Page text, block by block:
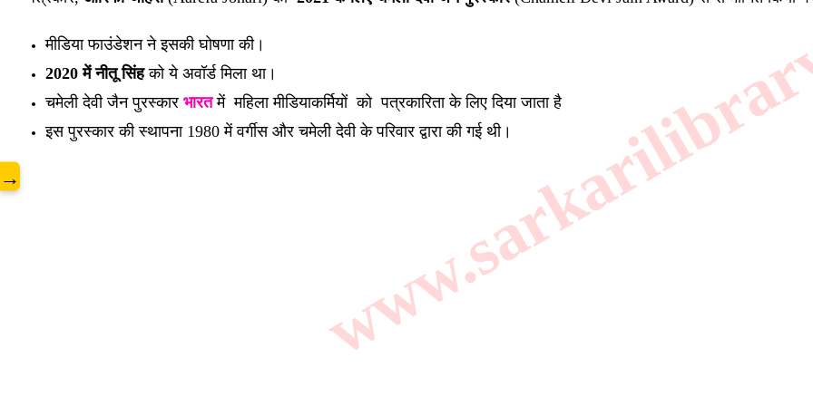
मीडिया फाउंडेशन ने इसकी घोषणा की।
2020 में नीतू सिंहको ये अवॉर्ड मिला था।
चमेली देवी जैन पुरस्कार भारतमें महिला मीडियाकर्मियों को पत्रकारिता के लिए दिया जाता है
इस पुरस्कार की स्थापना 1980 में वर्गीस और चमेली देवी के परिवार द्वारा की गई थी।
→